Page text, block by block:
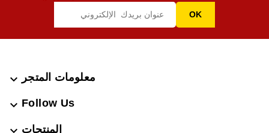
معلومات المتجر 
Follow Us

المنتجات